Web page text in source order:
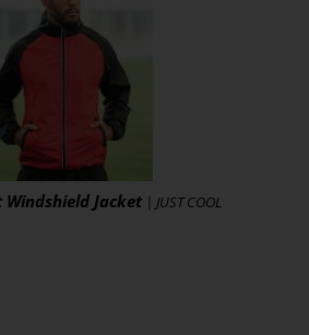
Windshield Jacket | JUST COOL